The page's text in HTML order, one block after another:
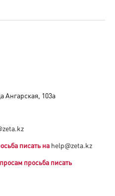
Ангарская, 103а​
писать на help@zeta.kz
просьба писать